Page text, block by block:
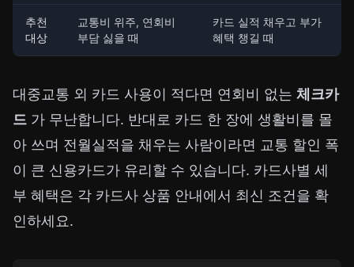
추천
대상
교통비 위주, 연회비
부담 싫을 때
카드 실적 채우고 부가
혜택 챙길 때
대중교통 외 카드 사용이 적다면 연회비 없는 체크카
드 가 무난합니다. 반대로 카드 한 장에 생활비를 몰
아 쓰며 전월실적을 채우는 사람이라면 교통 할인 폭
이 큰 신용카드가 유리할 수 있습니다. 카드사별 세
부 혜택은 각 카드사 상품 안내에서 최신 조건을 확
인하세요.